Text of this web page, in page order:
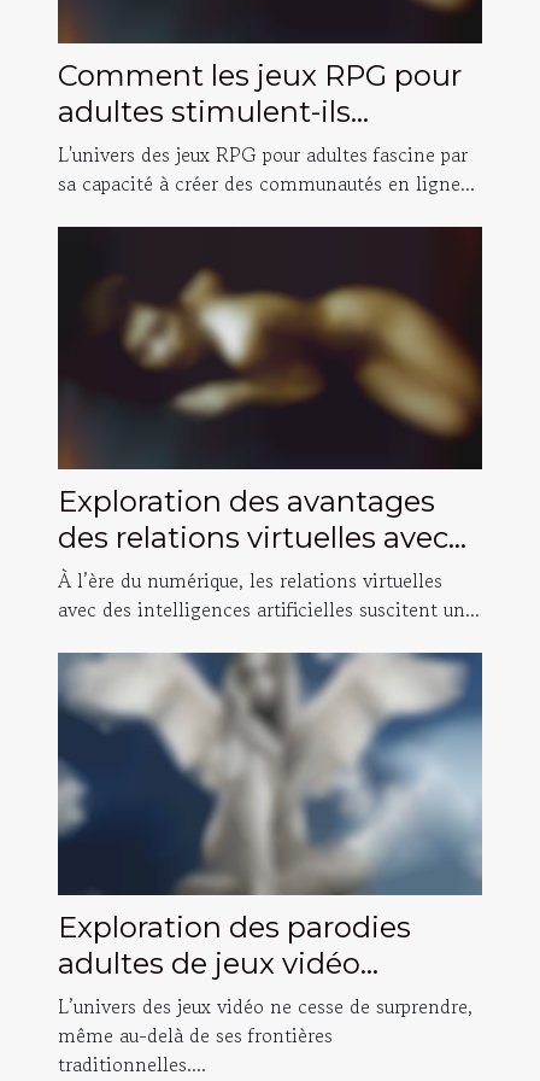
Comment les jeux RPG pour
adultes stimulent-ils
l'interaction sociale en ligne ?
L'univers des jeux RPG pour adultes fascine par
sa capacité à créer des communautés en ligne...
Exploration des avantages
des relations virtuelles avec
des intelligences artificielles
À l’ère du numérique, les relations virtuelles
avec des intelligences artificielles suscitent un...
Exploration des parodies
adultes de jeux vidéo
populaires
L’univers des jeux vidéo ne cesse de surprendre,
même au-delà de ses frontières
traditionnelles....